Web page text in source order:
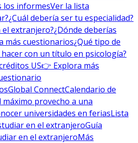
los informesVer la lista
¿Cuál debería ser tu especialidad?
extranjero?¿Dónde deberías
más cuestionarios¿Qué tipo de
hacer con un título en psicología?
US👉 Explora más
Global ConnectCalendario de
máximo provecho a una
universidades en feriasLista
en el extranjeroGuía
en el extranjeroMás